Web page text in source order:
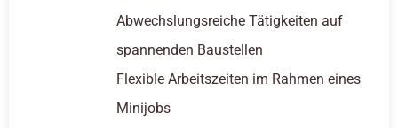
Abwechslungsreiche Tätigkeiten auf
spannenden Baustellen
Flexible Arbeitszeiten im Rahmen eines
Minijobs